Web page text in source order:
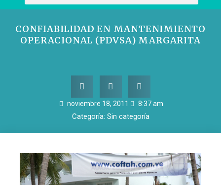
CONFIABILIDAD EN MANTENIMIENTO
OPERACIONAL (PDVSA) MARGARITA
noviembre 18, 2011 8:37 am
Categoría: Sin categoría